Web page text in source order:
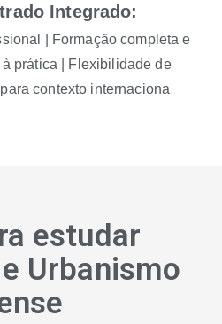
Integrado:
| Formação completa e
prática | Flexibilidade de
contexto internaciona
estudar
Urbanismo